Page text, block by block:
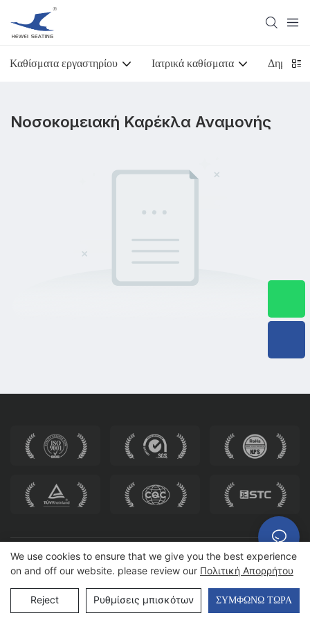
Καθίσματα εργαστηρίου Ιατρικά καθίσματα
Νοσοκομειακή Καρέκλα Αναμονής
Πνευματικά δικαιώματα © 2025 HEWEI SEATING | Χάρτης
ιστότοπου
We use cookies to ensure that we give you the best experience
on and off our website. please review our Πολιτική Απορρήτου
Reject Ρυθμίσεις μπισκότων ΣΥΜΦΩΝΏ ΤΏΡΑ